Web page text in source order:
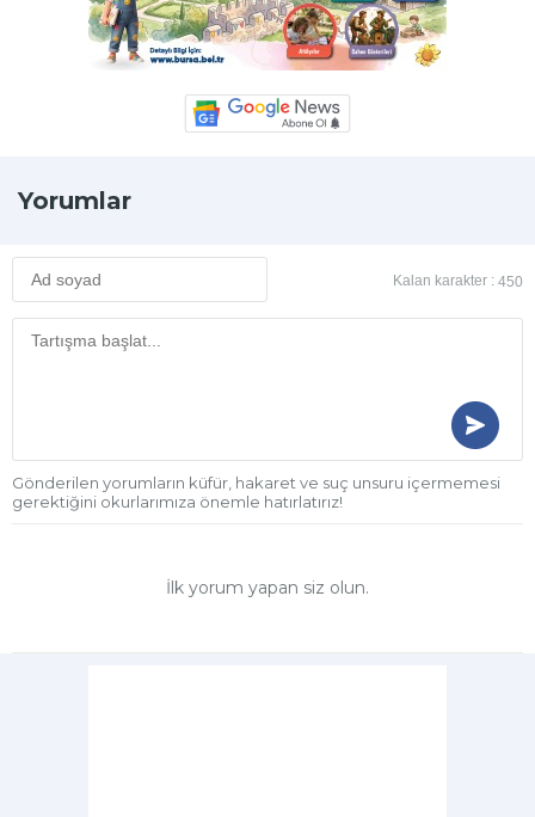
Yorumlar
Kalan karakter : 450
Gönderilen yorumların küfür, hakaret ve suç unsuru içermemesi
gerektiğini okurlarımıza önemle hatırlatırız!
İlk yorum yapan siz olun.